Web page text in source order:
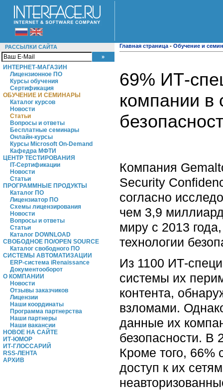
РАССЫЛКИ САЙТА
ИНТЕРНЕТ-МАГАЗИН
Лицензионное ПО
Курсы обучения
Сертификация
ОБУЧЕНИЕ И СЕМИНАРЫ
Каталог курсов
Новости
Статьи
Вопросы и ответы
Бесплатные семинары
Онлайн-курсы
Курсы Microsoft On-Demand
Кафедра МФТИ
ЦЕНТР ТЕСТИРОВАНИЯ
IT-Сертификации
Новости
Статьи
ПРОГРАММНЫЕ ПРОДУКТЫ
Каталог ПО
Лицензиатор ПО
Схемы лицензирования
Новости
Вопросы и ответы
Статьи
Каталог DOWNLOAD
СВОБОДНОЕ ПО/OPEN SOURCE
Каталог свободного ПО
СИСТЕМЫ АВТОМАТИЗАЦИИ
ERP-система iRenaissance
Документооборот
О КОМПАНИИ
Новости
Отзывы заказчиков
Лицензии
Наши координаты
Программа партнерства
Наши партнеры
Наши вакансии
НОВОЕ НА САЙТЕ
ИТ-ЮМОР
ИТ-ГЛОССАРИЙ
RSS-ЛЕНТА
АРХИВ
Главная страница - Обучение и
69% ИТ-
компании в
Компания
Security
согласно
чем 3,9
миру с 2013
технологии
Из 1100 ИТ-
системы их
контента,
взломами.
данные их
безопасности. В
Кроме того, 66%
доступ к их